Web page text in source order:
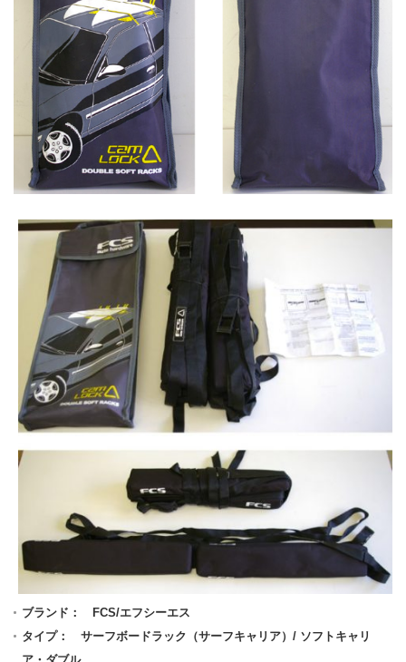
ブランド： FCS/エフシーエス
タイプ： サーフボードラック（サーフキャリア）/ ソフトキャリ